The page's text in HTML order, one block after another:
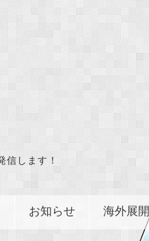
信します！
お知らせ 海外展開